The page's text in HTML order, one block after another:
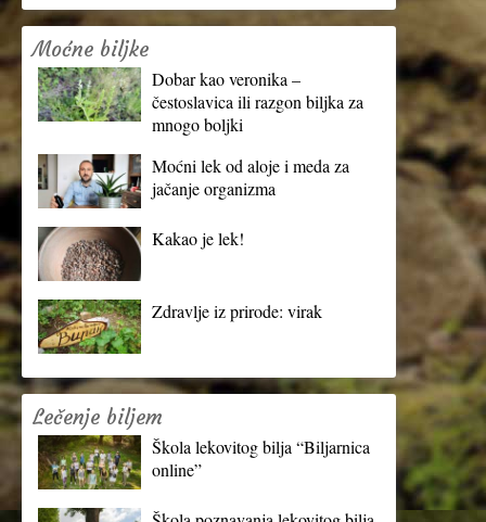
Moćne biljke
Dobar kao veronika –
čestoslavica ili razgon biljka za
mnogo boljki
Moćni lek od aloje i meda za
jačanje organizma
Kakao je lek!
Zdravlje iz prirode: virak
Lečenje biljem
Škola lekovitog bilja “Biljarnica
online”